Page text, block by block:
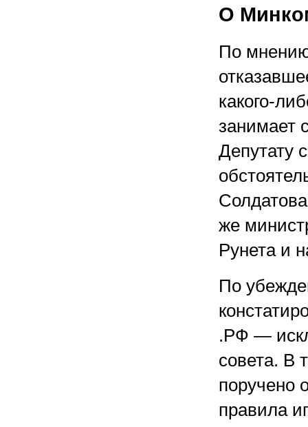
О
По
какого-
занимает
Депутату
же
Рунета и
По
.РФ —
совета. В
поручено
правила